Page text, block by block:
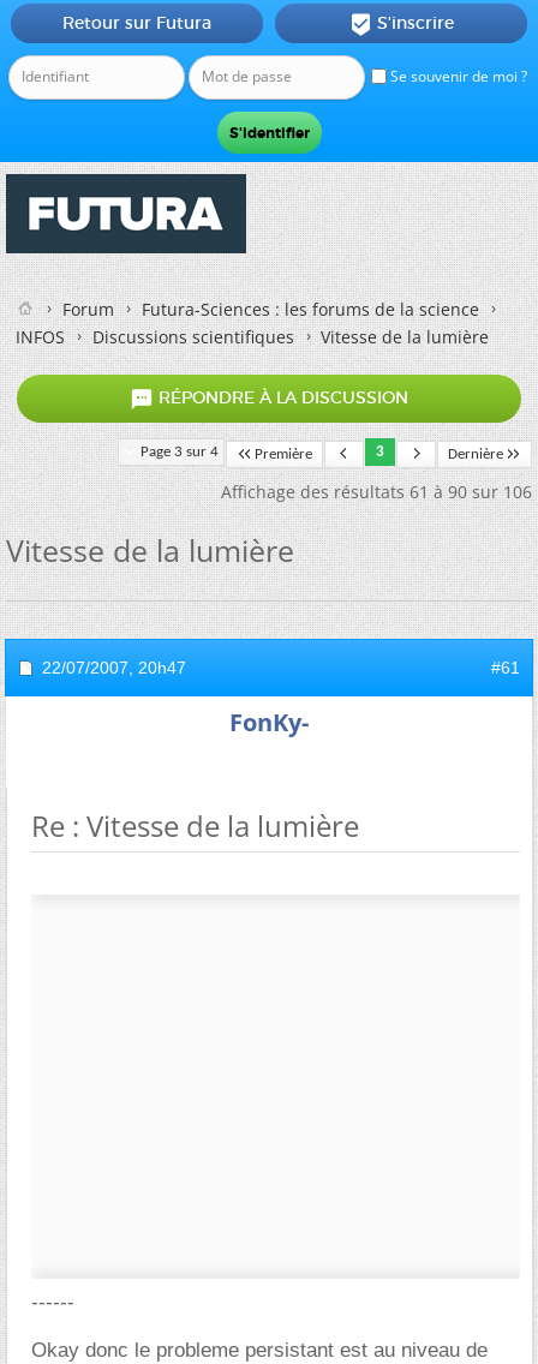
Se souvenir de moi ?
Retour sur Futura  S'inscrire
Forum
Futura-Sciences : les forums de la science
INFOS
Discussions scientifiques Vitesse de la lumière
 RÉPONDRE À LA DISCUSSION
Page 3 sur 4 Première 3 Dernière
Affichage des résultats 61 à 90 sur 106
Vitesse de la lumière
22/07/2007, 20h47 #61
FonKy-
Re : Vitesse de la lumière
------
Okay donc le probleme persistant est au niveau de